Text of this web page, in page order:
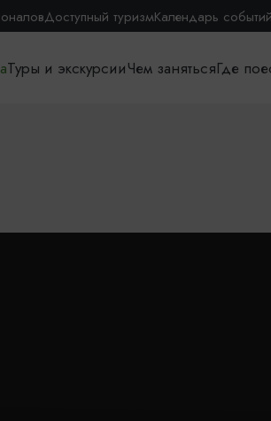
Доступный туризмКалендарь событий
Туры и экскурсииЧем занятьсяГде